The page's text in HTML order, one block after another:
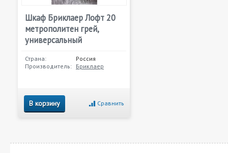
Шкаф Бриклаер Лофт 20
метрополитен грей,
универсальный
Страна:
Россия
Производитель: Бриклаер
В корзину Сравнить